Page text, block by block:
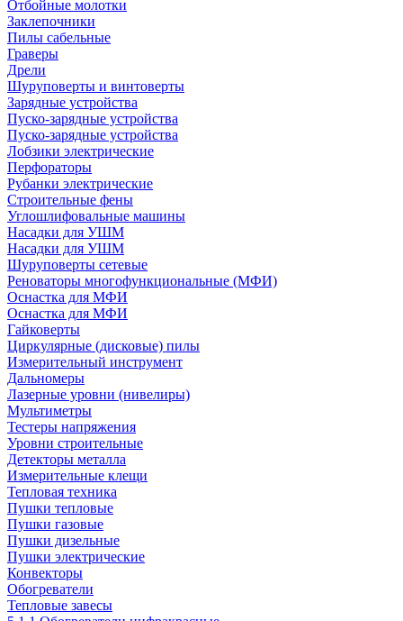
Отбойные молотки
Заклепочники
Пилы сабельные
Граверы
Дрели
Шуруповерты и винтоверты
Зарядные устройства
Пуско-зарядные устройства
Пуско-зарядные устройства
Лобзики электрические
Перфораторы
Рубанки электрические
Строительные фены
Углошлифовальные машины
Насадки для УШМ
Насадки для УШМ
Шуруповерты сетевые
Реноваторы многофункциональные (МФИ)
Оснастка для МФИ
Оснастка для МФИ
Гайковерты
Циркулярные (дисковые) пилы
Измерительный инструмент
Дальномеры
Лазерные уровни (нивелиры)
Мультиметры
Тестеры напряжения
Уровни строительные
Детекторы металла
Измерительные клещи
Тепловая техника
Пушки тепловые
Пушки газовые
Пушки дизельные
Пушки электрические
Конвекторы
Обогреватели
Тепловые завесы